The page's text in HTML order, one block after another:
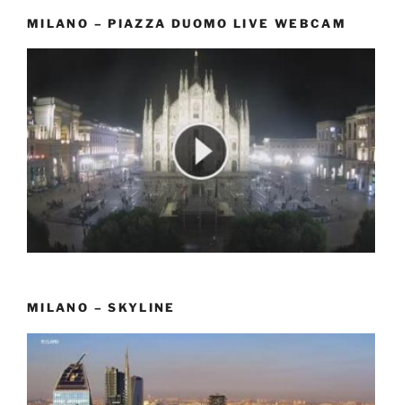
MILANO – PIAZZA DUOMO LIVE WEBCAM
MILANO – SKYLINE